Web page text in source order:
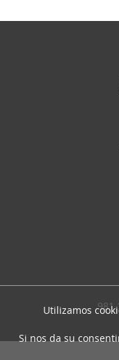
981
Utilizamos
Si nos da su